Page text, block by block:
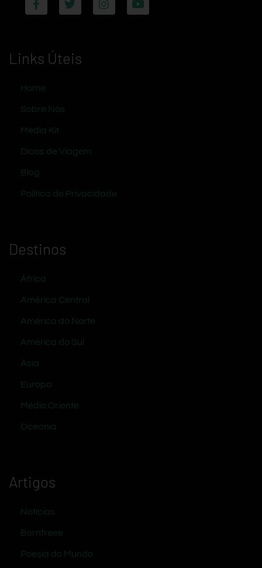
Links Úteis
Home
Sobre Nós
Media Kit
Dicas de Viagem
Blog
Política de Privacidade
Destinos
África
América Central
América do Norte
América do Sul
Ásia
Europa
Médio Oriente
Oceania
Artigos
Notícias
Bornfreee
Poesia do Mundo